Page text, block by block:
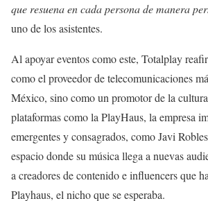
que resuena en cada persona de manera
uno de los asistentes.
Al apoyar eventos como este, Totalplay
como el proveedor de telecomunicaciones
México, sino como un promotor de la
plataformas como la PlayHaus, la empresa
emergentes y consagrados, como Javi
espacio donde su música llega a nuevas
a creadores de contenido e influencers que
Playhaus, el nicho que se esperaba.